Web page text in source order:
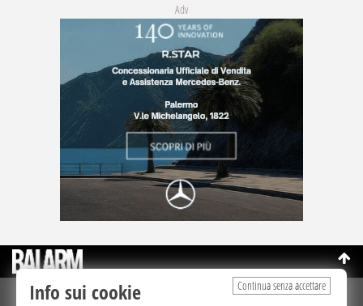
Adv
Continua senza accettare
Info sui cookie